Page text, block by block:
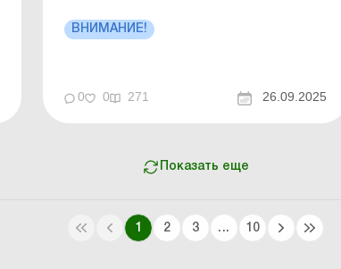
налогового законодательства Украины.
Больше по теме: ГНС отвечает на
ВНИМАНИЕ!
0 0 271 26.09.2025
Показать еще
1 2 3 ... 10